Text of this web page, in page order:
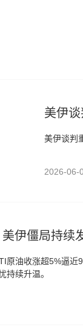
美伊
美伊谈判
2026-
伊僵局持续
原油收涨超5%逼
持续升温。